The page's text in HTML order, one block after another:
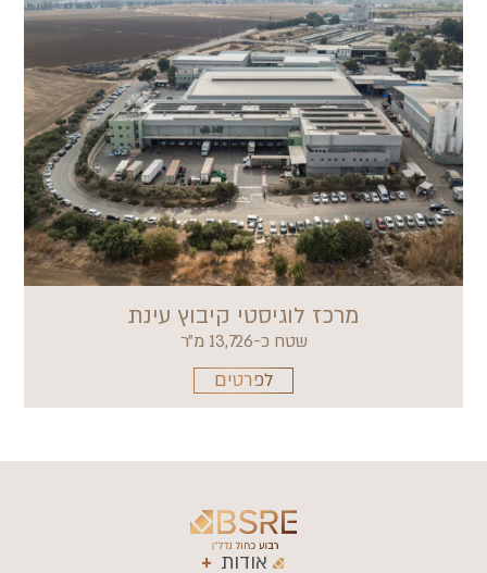
מרכז לוגיסטי קיבוץ עינת
שטח כ-13,726 מ״ר
לפרטים
אודות